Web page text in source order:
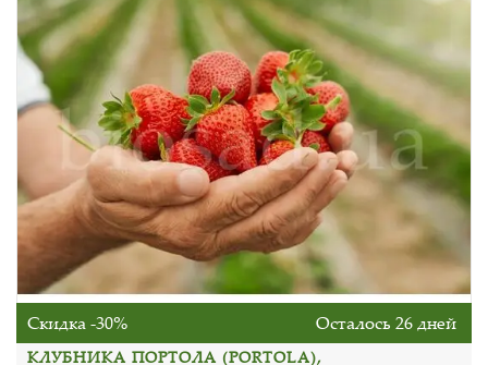
Скидка -30% Осталось 26 дней
КЛУБНИКА ПОРТОЛА (PORTOLA),